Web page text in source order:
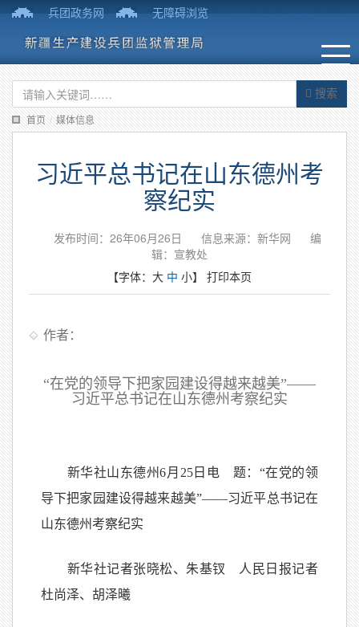
兵团政务网 无障碍浏览
搜索
首页 / 媒体信息
习近平总书记在山东德州考
察纪实
发布时间：26年06月26日 信息来源：新华网
编
辑：宣教处
【字体： 大 中 小】 打印本页
作者：
“在党的领导下把家园建设得越来越美”——
习近平总书记在山东德州考察纪实
新华社山东德州6月25日电 题：“在党的领
导下把家园建设得越来越美”——习近平总书记在
山东德州考察纪实
新华社记者张晓松、朱基钗 人民日报记者
杜尚泽、胡泽曦